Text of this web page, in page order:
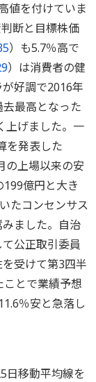
値を付けていま
断と目標株価
）も5.7％高で
）は消費者の健
好調で2016年
最高となった
上げました。一
を発表した
の上場以来の安
億円と大き
たコンセンサス
ました。自治
公正取引委員
受けて第3四半
とで業績予想
％安と急落し
日移動平均線を